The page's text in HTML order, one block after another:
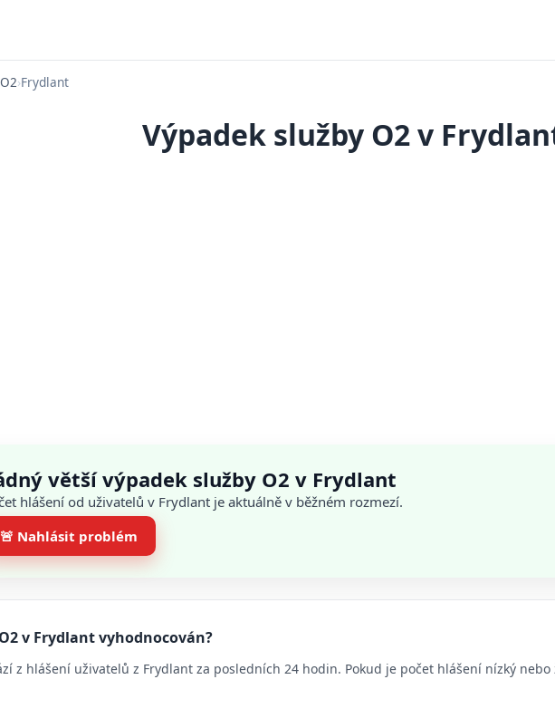
O2›Frydlant
Výpadek služby O2 v
větší výpadek služby O2 v Frydlant
hlášení od uživatelů v Frydlant je aktuálně v běžném rozmezí.
🚨 Nahlásit problém
v Frydlant vyhodnocován?
z hlášení uživatelů z Frydlant za posledních 24 hodin. Pokud je počet hlášení nízký